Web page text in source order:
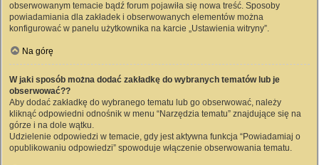
obserwowanym temacie bądź forum pojawiła się nowa treść. Sposoby
powiadamiania dla zakładek i obserwowanych elementów można
konfigurować w panelu użytkownika na karcie „Ustawienia witryny”.
Na górę
W jaki sposób można dodać zakładkę do wybranych tematów lub je
obserwować??
Aby dodać zakładkę do wybranego tematu lub go obserwować, należy
kliknąć odpowiedni odnośnik w menu “Narzędzia tematu” znajdujące się na
górze i na dole wątku.
Udzielenie odpowiedzi w temacie, gdy jest aktywna funkcja “Powiadamiaj o
opublikowaniu odpowiedzi” spowoduje włączenie obserwowania tematu.